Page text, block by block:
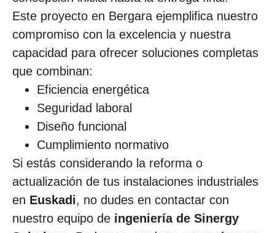
Este proyecto en Bergara ejemplifica nuestro
compromiso con la excelencia y nuestra
capacidad para ofrecer soluciones completas
que combinan:
Eficiencia energética
Seguridad laboral
Diseño funcional
Cumplimiento normativo
Si estás considerando la reforma o
actualización de tus instalaciones industriales
en Euskadi, no dudes en contactar con
nuestro equipo de ingeniería de Sinergy